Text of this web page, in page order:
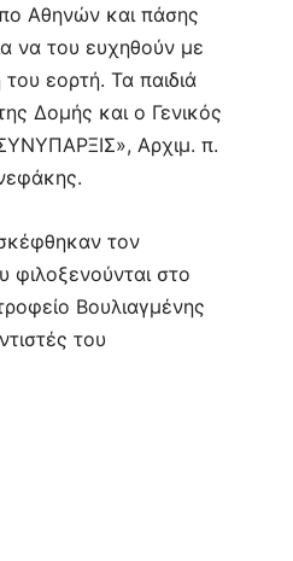
Αθηνών και πάσης
να του ευχηθούν με
εορτή. Τα παιδιά
Δομής και ο Γενικός
Αρχιμ. π.
τον
φιλοξενούνται στο
Βουλιαγμένης
του